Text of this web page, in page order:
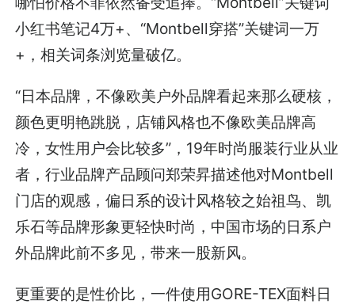
小红书笔记4万+、“Montbell穿搭”关键词一万
+，相关词条浏览量破亿。
“日本品牌，不像欧美户外品牌看起来那么硬核，
颜色更明艳跳脱，店铺风格也不像欧美品牌高
冷，女性用户会比较多”，19年时尚服装行业从业
者，行业品牌产品顾问郑荣昇描述他对Montbell
门店的观感，偏日系的设计风格较之始祖鸟、凯
乐石等品牌形象更轻快时尚，中国市场的日系户
外品牌此前不多见，带来一股新风。
更重要的是性价比，一件使用GORE-TEX面料日